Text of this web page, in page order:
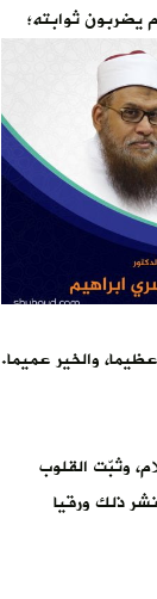
يضربون ثوابته؛
والخير عميما.
وثبّت القلوب
ذلك ورقيا